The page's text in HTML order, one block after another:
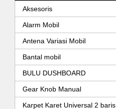
Aksesoris
Alarm Mobil
Antena Variasi Mobil
Bantal mobil
BULU DUSHBOARD
Gear Knob Manual
Karpet Karet Universal 2 baris